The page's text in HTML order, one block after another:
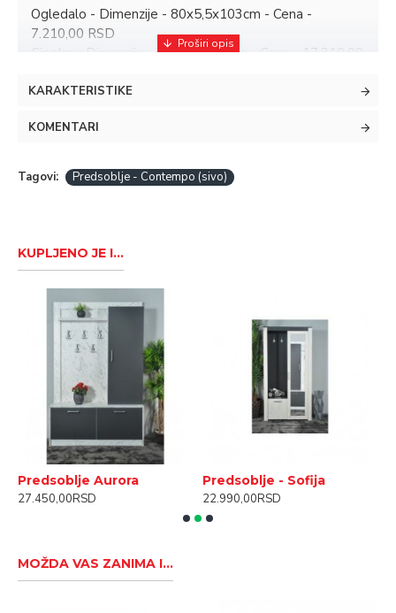
Ogledalo - Dimenzije - 80x5,5x103cm - Cena -
7.210,00 RSD
Cipelar - Dimenzije - 80x39x98,5cm - Cena - 17.310,00
Komodica - Dimenzije - 60x39x59,5cm - Cena -
Ormar - Dimenzije - 60x39x209cm - Cena - 23.730,00
Čiviluk - Cena - 6.360,00 RSD
KARAKTERISTIKE
KOMENTARI
Tagovi: Predsoblje - Contempo (sivo)
KUPLJENO JE I...
Predsoblje Aurora
27.450,00RSD
Predsoblje - Sofija
22.990,00RSD
MOŽDA VAS ZANIMA I...